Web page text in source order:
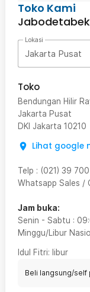
Toko Kami
Jabodetabek
Lokasi
Jakarta Pusat
Toko
Bendungan Hilir
Jakarta Pusat
DKI Jakarta 10210
Lihat google
Telp : (021) 39
Whatsapp Sales /
Jam buka:
Senin - Sabtu :
Minggu/Libur
Idul Fitri: libur
Beli langsung/self